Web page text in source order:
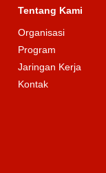
Tentang Kami
Organisasi
Program
Jaringan Kerja
Kontak